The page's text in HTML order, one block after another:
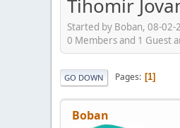
Tihomir
Started by Boban, 08-
0 Members and 1 Guest
GO DOWN Pages 1
Boban